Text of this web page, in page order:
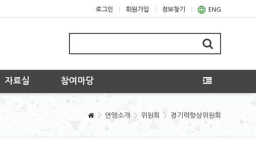
로그인 회원가입 정보찾기 ENG
자료실 참여마당
연맹소개 위원회 경기력향상위원회